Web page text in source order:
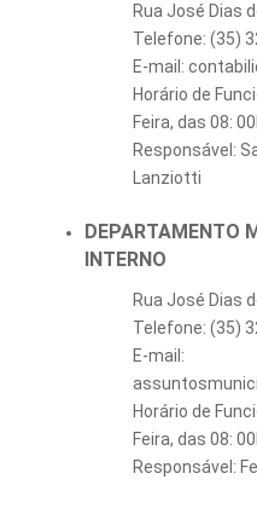
Rua José Dias
Telefone: (35)
E-mail:
Horário de
Feira, das 08:
Responsável:
Lanziotti
DEPARTAMENTO
INTERNO
Rua José Dias
Telefone: (35)
E-mail:
Horário de
Feira, das 08:
Responsável: